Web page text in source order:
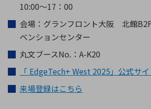
10:00〜17：00
会場：グランフロント大阪 北館
ベンションセンター
丸文ブースNo.：A-K20
「 EdgeTech+ West 2025」公式サイ
来場登録はこちら